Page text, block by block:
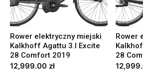
Rower elektryczny miejski
Kalkhoff Agattu 3.I Excite
28 Comfort 2019
12,999.00 zł
Rower
28